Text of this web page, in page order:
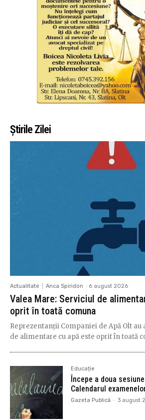
Știrile Zilei
Actualitate Anca Spiridon - 6 august 2026
Valea Mare: Serviciul de
oprit în toată comuna
Reprezentanții Companiei de Apă Olt au
de alimentare cu apă este oprit în toată
Educație
Începe a doua
Calendarul
Gazeta Publică - 3 august